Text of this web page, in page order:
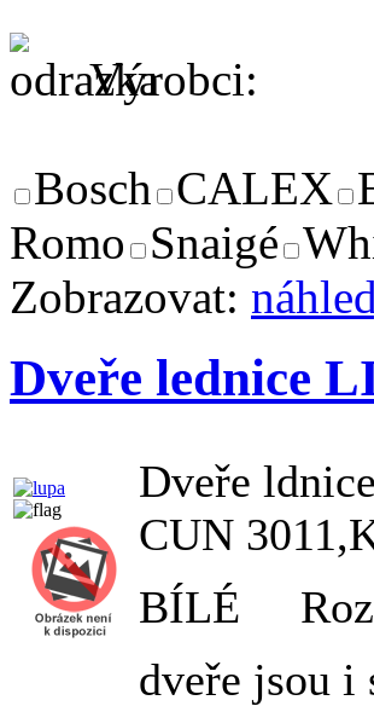
Výrobci:
Bosch CALEX
Romo Snaigé
Zobrazovat:
Dveře lednice
Dveře
CUN
BÍLÉ
dveře jsou i